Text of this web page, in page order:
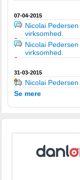
07-04-2015
Nicolai Pedersen
virksomhed
Nicolai Pedersen
virksomhed
31-03-2015
Nicolai Pedersen
Se mere